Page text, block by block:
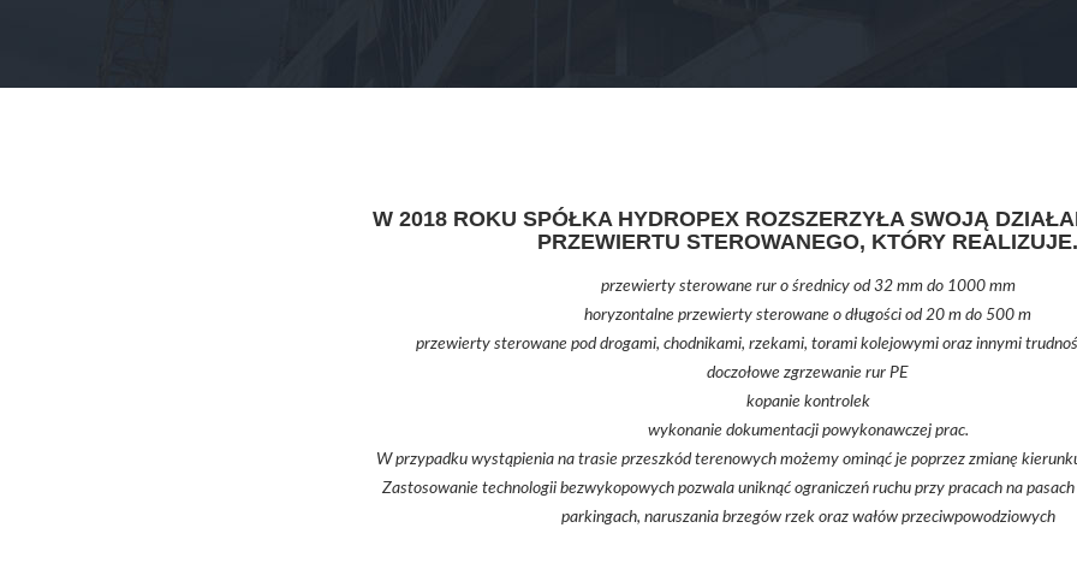
W 2018 ROKU SPÓŁKA HYDROPEX ROZSZERZYŁA SWOJĄ
PRZEWIERTU STEROWANEGO, KTÓRY REALIZUJE.
przewierty sterowane rur o średnicy od 32 mm do 1000 mm
horyzontalne przewierty sterowane o długości od 20 m do 500 m
przewierty sterowane pod drogami, chodnikami, rzekami, torami kolejowymi oraz innymi
doczołowe zgrzewanie rur PE
kopanie kontrolek
wykonanie dokumentacji powykonawczej prac.
W przypadku wystąpienia na trasie przeszkód terenowych możemy ominąć je poprzez zmianę
Zastosowanie technologii bezwykopowych pozwala uniknąć ograniczeń ruchu przy pracach na
parkingach, naruszania brzegów rzek oraz wałów przeciwpowodziowych